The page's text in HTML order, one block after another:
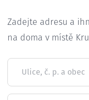
Zadejte adresu a
na doma v místě
Ulice, č. p. a obec